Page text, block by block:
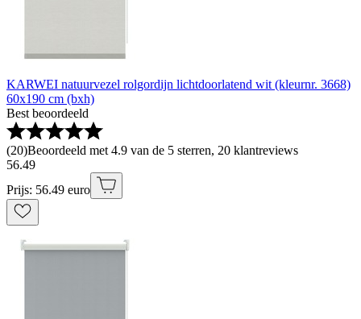
KARWEI natuurvezel rolgordijn lichtdoorlatend wit (kleurnr. 3668)
60x190 cm (bxh)
Best beoordeeld
(20)Beoordeeld met 4.9 van de 5 sterren, 20 klantreviews
56.49
Prijs: 56.49 euro